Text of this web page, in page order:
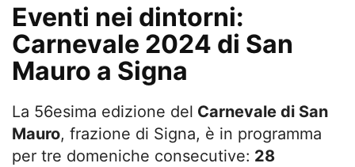
Eventi nei dintorni:
Carnevale 2024 di San
Mauro a Signa
La 56esima edizione del Carnevale di San
Mauro, frazione di Signa, è in programma
per tre domeniche consecutive: 28